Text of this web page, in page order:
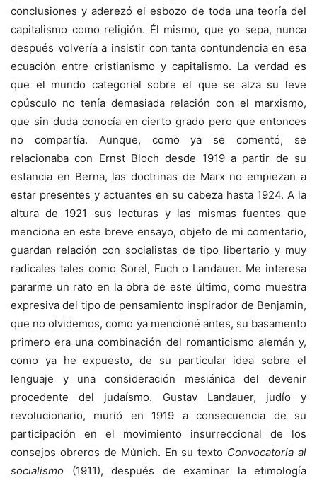
conclusiones y aderezó el esbozo de toda una teoría del
capitalismo como religión. Él mismo, que yo sepa, nunca
después volvería a insistir con tanta contundencia en esa
ecuación entre cristianismo y capitalismo. La verdad es
que el mundo categorial sobre el que se alza su leve
opúsculo no tenía demasiada relación con el marxismo,
que sin duda conocía en cierto grado pero que entonces
no compartía. Aunque, como ya se comentó, se
relacionaba con Ernst Bloch desde 1919 a partir de su
estancia en Berna, las doctrinas de Marx no empiezan a
estar presentes y actuantes en su cabeza hasta 1924. A la
altura de 1921 sus lecturas y las mismas fuentes que
menciona en este breve ensayo, objeto de mi comentario,
guardan relación con socialistas de tipo libertario y muy
radicales tales como Sorel, Fuch o Landauer. Me interesa
pararme un rato en la obra de este último, como muestra
expresiva del tipo de pensamiento inspirador de Benjamin,
que no olvidemos, como ya mencioné antes, su basamento
primero era una combinación del romanticismo alemán y,
como ya he expuesto, de su particular idea sobre el
lenguaje y una consideración mesiánica del devenir
procedente del judaísmo. Gustav Landauer, judío y
revolucionario, murió en 1919 a consecuencia de su
participación en el movimiento insurreccional de los
consejos obreros de Múnich. En su texto Convocatoria al
socialismo (1911), después de examinar la etimología